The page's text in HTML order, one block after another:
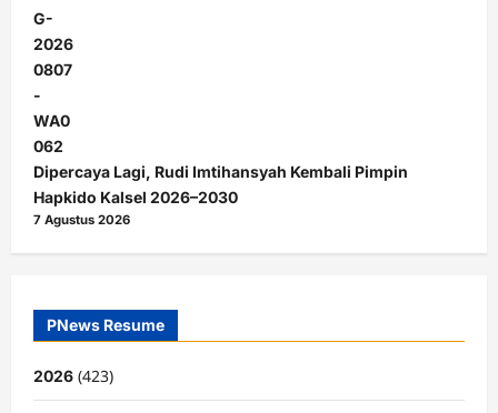
Dipercaya Lagi, Rudi Imtihansyah Kembali Pimpin
Hapkido Kalsel 2026–2030
7 Agustus 2026
PNews Resume
2026 (423)